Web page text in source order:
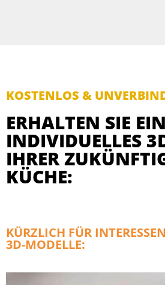
KOSTENLOS &
ERHALTEN SIE EIN
INDIVIDUELLES
IHRER
KÜCHE:
KÜRZLICH FÜR
3D-MODELLE: